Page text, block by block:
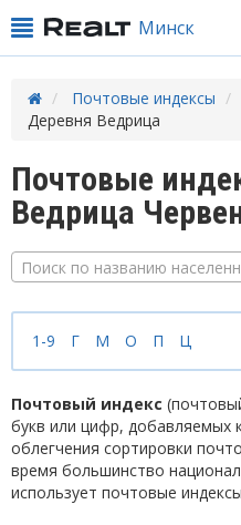
Минск
Почтовые индексы
Деревня Ведрица
Почтовые
Ведрица
Поиск по названию
1-9 Г М О П Ц
Почтовый индекс
букв или цифр, добавляемых
облегчения сортировки
время большинство
использует почтовые